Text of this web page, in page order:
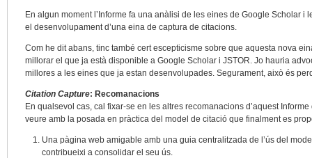
En algun moment l’Informe fa una anàlisi de les eines de Google Scholar i
el desenvolupament d’una eina de captura de citacions.
Com he dit abans, tinc també cert escepticisme sobre que aquesta nova
millorar el que ja està disponible a Google Scholar i JSTOR. Jo hauria
millores a les eines que ja estan desenvolupades. Segurament, això és
Citation Capture: Recomanacions
En qualsevol cas, cal fixar-se en les altres recomanacions d’aquest
veure amb la posada en pràctica del model de citació que finalment es
Una pàgina web amigable amb una guia centralitzada de l’ús del
contribueixi a consolidar el seu ús.